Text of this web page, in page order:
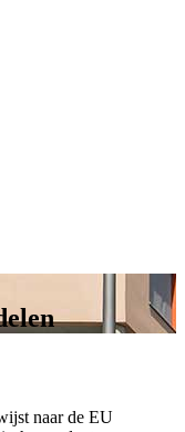
naar de EU